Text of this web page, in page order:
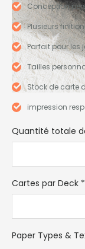
Conception
Plusieurs
Parfait pour les
Tailles
Stock de carte
impression
Quantité totale
Cartes par Deck *
Paper Types &